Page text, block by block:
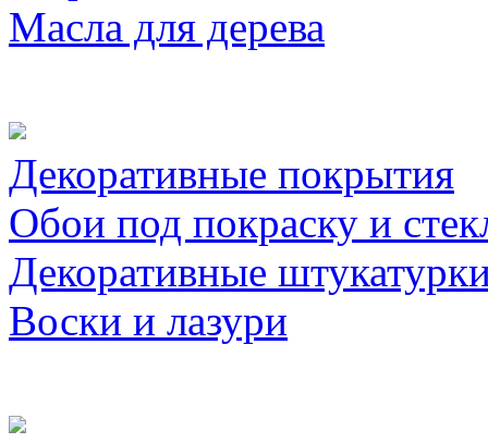
Масла для дерева
Декоративные покрытия
Обои под покраску и
Декоративные
Воски и лазури